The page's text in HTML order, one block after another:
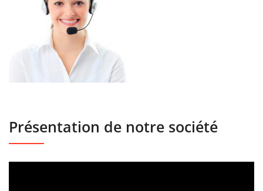
Présentation de notre société